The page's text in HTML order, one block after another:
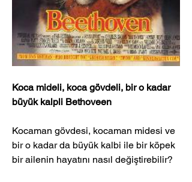
Koca mideli, koca gövdeli, bir o kadar
büyük kalpli Bethoveen
Kocaman gövdesi, kocaman midesi ve
bir o kadar da büyük kalbi ile bir köpek
bir ailenin hayatını nasıl değiştirebilir?